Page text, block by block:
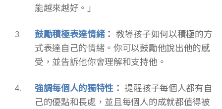
能越來越好。」
鼓勵積極表達情緒： 教導孩子如何以積極的方
式表達自己的情緒。你可以鼓勵他說出他的感
受，並告訴他你會理解和支持他。
強調每個人的獨特性 ： 提醒孩子每個人都有自
己的優點和長處，並且每個人的成就都值得被